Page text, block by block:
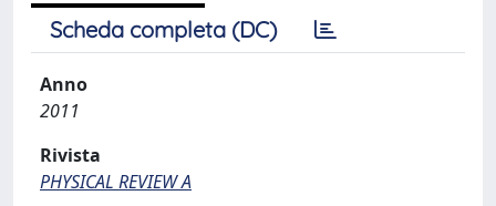
Scheda completa (DC)
Anno
2011
Rivista
PHYSICAL REVIEW A